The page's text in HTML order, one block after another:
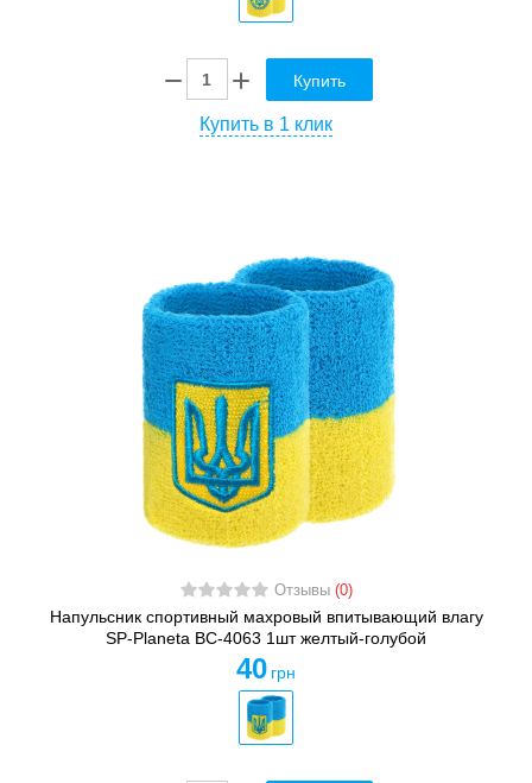
Купить
Купить в 1 клик
Отзывы (0)
Напульсник спортивный махровый впитывающий влагу
SP-Planeta BC-4063 1шт желтый-голубой
40 грн